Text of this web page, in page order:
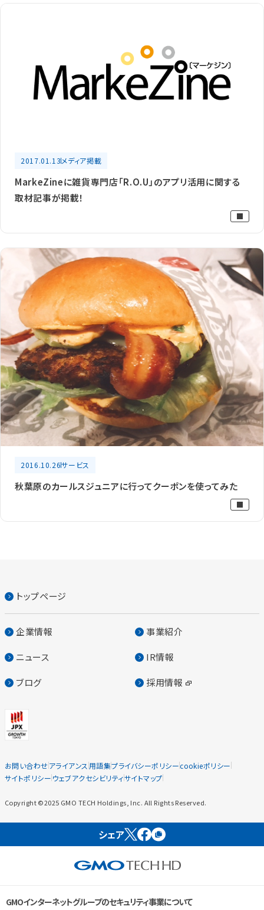
2017.01.13メディア掲載
MarkeZineに雑貨専門店「R.O.U」のアプリ活用に関する
取材記事が掲載！
2016.10.26サービス
秋葉原のカールスジュニアに行ってクーポンを使ってみた
トップページ
企業情報 事業紹介
ニュース IR情報
ブログ 採用情報
お問い合わせアライアンス 用語集プライバシーポリシーcookieポリシー
サイトポリシー ウェブアクセシビリティサイトマップ
Copyright ©2025 GMO TECH Holdings, Inc. All Rights Reserved.
シェア
GMOインターネットグループのセキュリティ事業について